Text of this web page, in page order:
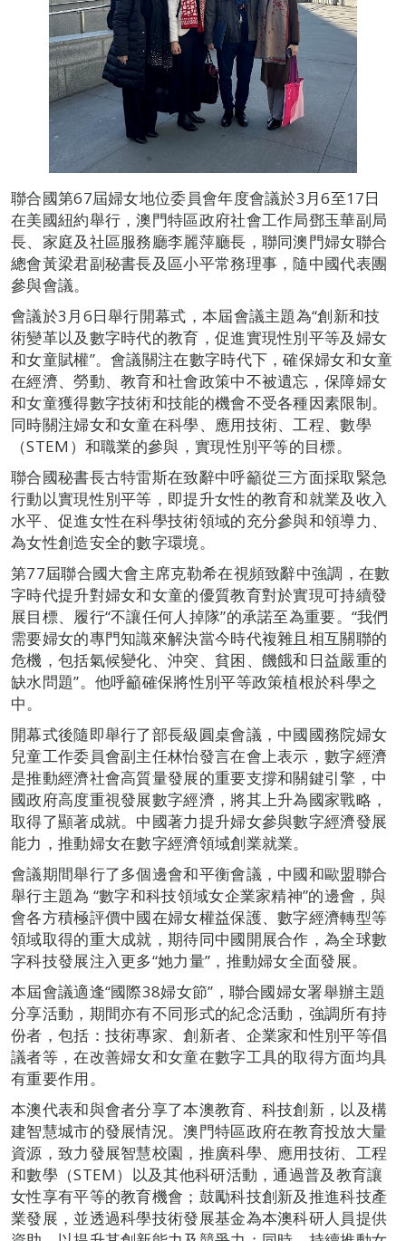
聯合國第67屆婦女地位委員會年度會議於3月6至17日
在美國紐約舉行，澳門特區政府社會工作局鄧玉華副局
長、家庭及社區服務廳李麗萍廳長，聯同澳門婦女聯合
總會黃梁君副秘書長及區小平常務理事，隨中國代表團
參與會議。
會議於3月6日舉行開幕式，本屆會議主題為“創新和技
術變革以及數字時代的教育，促進實現性別平等及婦女
和女童賦權”。會議關注在數字時代下，確保婦女和女童
在經濟、勞動、教育和社會政策中不被遺忘，保障婦女
和女童獲得數字技術和技能的機會不受各種因素限制。
同時關注婦女和女童在科學、應用技術、工程、數學
（STEM）和職業的參與，實現性別平等的目標。
聯合國秘書長古特雷斯在致辭中呼籲從三方面採取緊急
行動以實現性別平等，即提升女性的教育和就業及收入
水平、促進女性在科學技術領域的充分參與和領導力、
為女性創造安全的數字環境。
第77屆聯合國大會主席克勒希在視頻致辭中強調，在數
字時代提升對婦女和女童的優質教育對於實現可持續發
展目標、履行“不讓任何人掉隊”的承諾至為重要。“我們
需要婦女的專門知識來解決當今時代複雜且相互關聯的
危機，包括氣候變化、沖突、貧困、饑餓和日益嚴重的
缺水問題”。他呼籲確保將性別平等政策植根於科學之
中。
開幕式後隨即舉行了部長級圓桌會議，中國國務院婦女
兒童工作委員會副主任林怡發言在會上表示，數字經濟
是推動經濟社會高質量發展的重要支撐和關鍵引擎，中
國政府高度重視發展數字經濟，將其上升為國家戰略，
取得了顯著成就。中國著力提升婦女參與數字經濟發展
能力，推動婦女在數字經濟領域創業就業。
會議期間舉行了多個邊會和平衡會議，中國和歐盟聯合
舉行主題為 “數字和科技領域女企業家精神”的邊會，與
會各方積極評價中國在婦女權益保護、數字經濟轉型等
領域取得的重大成就，期待同中國開展合作，為全球數
字科技發展注入更多“她力量”，推動婦女全面發展。
本屆會議適逢“國際38婦女節”，聯合國婦女署舉辦主題
分享活動，期間亦有不同形式的紀念活動，強調所有持
份者，包括：技術專家、創新者、企業家和性別平等倡
議者等，在改善婦女和女童在數字工具的取得方面均具
有重要作用。
本澳代表和與會者分享了本澳教育、科技創新，以及構
建智慧城市的發展情況。澳門特區政府在教育投放大量
資源，致力發展智慧校園，推廣科學、應用技術、工程
和數學（STEM）以及其他科研活動，通過普及教育讓
女性享有平等的教育機會；鼓勵科技創新及推進科技產
業發展，並透過科學技術發展基金為本澳科研人員提供